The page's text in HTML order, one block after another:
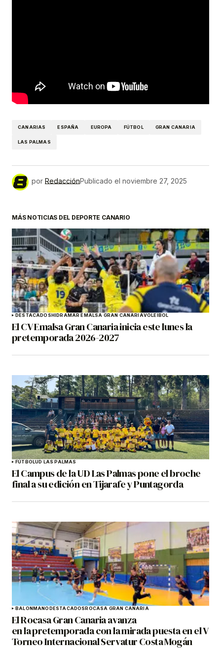
CANARIAS ESPAÑA EUROPA FÚTBOL GRAN CANARIA
LAS PALMAS
por RedacciónPublicado el noviembre 27, 2025
MÁS NOTICIAS DEL DEPORTE CANARIO
DESTACADOSHIDRAMAR EMALSA GRAN CANARIAVOLEIBOL
El CV Emalsa Gran Canaria inicia este lunes la
pretemporada 2026-2027
FÚTBOLUD LAS PALMAS
El Campus de la UD Las Palmas pone el broche
final a su edición en Tijarafe y Puntagorda
BALONMANODESTACADOSROCASA GRAN CANARIA
El Rocasa Gran Canaria avanza
en la pretemporada con la mirada puesta en el V
Torneo Internacional Servatur Costa Mogán